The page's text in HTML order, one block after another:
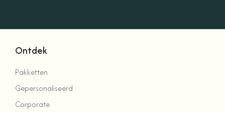
Ontdek
Pakketten
Gepersonaliseerd
Corporate